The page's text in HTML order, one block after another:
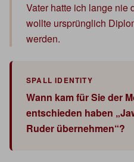
Vater hatte ich lange nie
wollte ursprünglich
werden.
Wann kam für Sie der
entschieden haben
Ruder übernehmen“?